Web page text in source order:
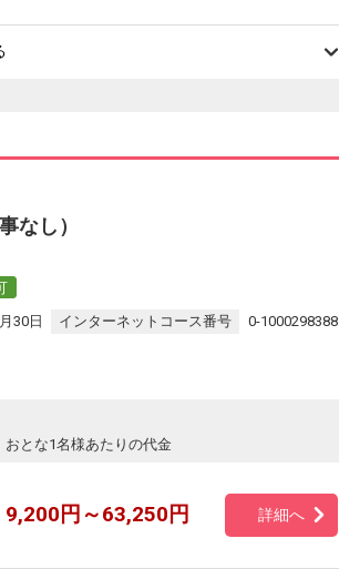
なし）
30日 インターネットコース番号 0-1000298388
おとな1名様あたりの代金
9,200円～63,250円 詳細へ